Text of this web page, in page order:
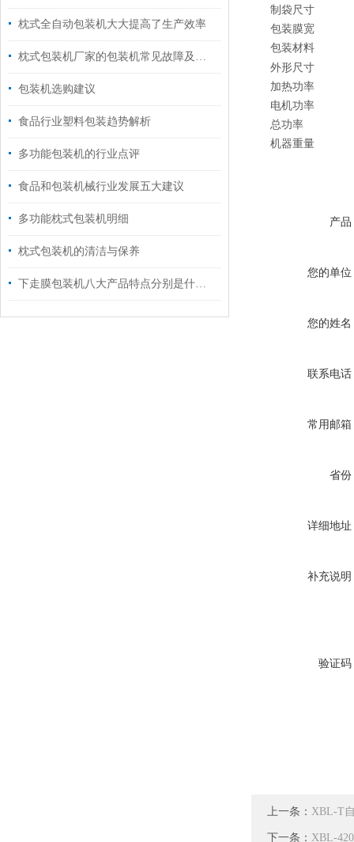
枕式全自动包装机大大提高了生产效率
枕式包装机厂家的包装机常见故障及维修方法
包装机选购建议
食品行业塑料包装趋势解析
多功能包装机的行业点评
食品和包装机械行业发展五大建议
多功能枕式包装机明细
枕式包装机的清洁与保养
下走膜包装机八大产品特点分别是什么？
制袋尺寸
包装膜宽
包装材料
外形尺寸
加热功率
电机功率
总功率
机器重量
产品
您的单位
您的姓名
联系电话
常用邮箱
省份
详细地址
补充说明
验证码
上一条： XBL-T
下一条： XBL-